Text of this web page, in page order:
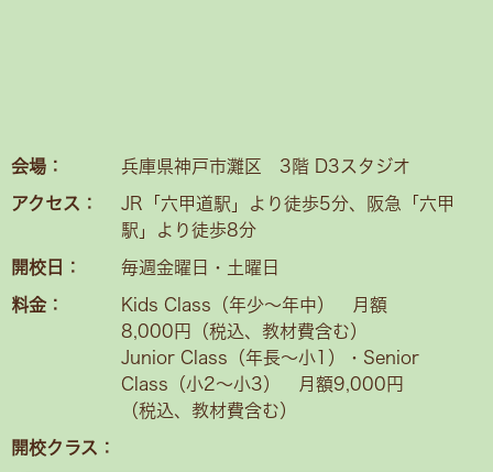
会場： 兵庫県神戸市灘区 3階 D3スタジオ
アクセス：
JR「六甲道駅」より徒歩5分、阪急「六甲
駅」より徒歩8分
開校日： 毎週金曜日・土曜日
料金：
Kids Class（年少〜年中） 月額
8,000円（税込、教材費含む）
Junior Class（年長～小1）・Senior
Class（小2〜小3） 月額9,000円
（税込、教材費含む）
開校クラス：